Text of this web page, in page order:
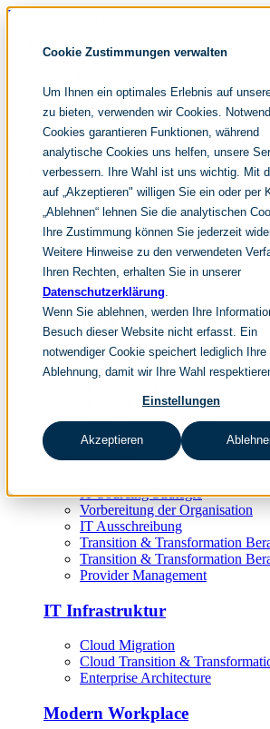
Cookie Zustimmungen verwalten
Um Ihnen ein optimales Erlebnis auf
zu bieten, verwenden wir Cookies.
Cookies garantieren Funktionen, während
analytische Cookies uns helfen, unsere
verbessern. Ihre Wahl ist uns wichtig. Mit
auf „Akzeptieren" willigen Sie ein oder per
„Ablehnen“ lehnen Sie die analytischen
Ihre Zustimmung können Sie jederzeit
Weitere Hinweise zu den verwendeten
Ihren Rechten, erhalten Sie in unserer
Datenschutzerklärung.
Wenn Sie ablehnen, werden Ihre
Besuch dieser Website nicht erfasst. Ein
notwendiger Cookie speichert lediglich Ihre
Ablehnung, damit wir Ihre Wahl
Einstellungen
Akzeptieren
Navigation überspringen
noventum
IT & Management Consulting
People & Culture
Navigation überspringen
Fokusthemen
IT Transformation
Künstliche Intelligenz
Merger und Acquisition
Effizienz und Wirtschaftlichkeit
IT-Modernisierung und Cloud
Leistungen
IT Strategy
KI-Strategie
Cloud Strategie
IT-Benchmarking
Target Operating Model
IT Sourcing
IT Sourcing Strategie
Vorbereitung der Organisation
IT Ausschreibung
Transition & Transformation
Transition & Transformation
Provider Management
IT Infrastruktur
Cloud Migration
Cloud Transition &
Enterprise Architecture
Modern Workplace